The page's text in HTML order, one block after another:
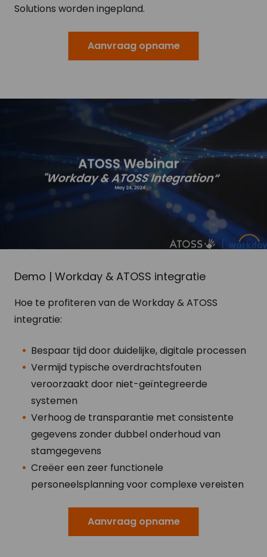
Solutions worden ingepland.
Aanvraag opname
Demo | Workday & ATOSS integratie
Hoe te profiteren van de Workday & ATOSS
integratie:
Bespaar tijd door duidelijke, digitale processen
Vermijd typische overdrachtsfouten
veroorzaakt door niet-geïntegreerde
systemen
Verhoog de transparantie met consistente
gegevens zonder dubbel onderhoud van
stamgegevens
Creëer een zeer functionele
personeelsplanning voor complexe vereisten
Aanvraag opname